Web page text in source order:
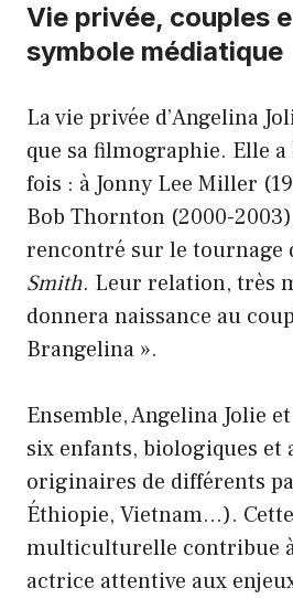
Vie privée, couples
symbole médiatique
La vie privée d’Angelina
que sa filmographie. Elle
fois : à Jonny Lee Miller
Bob Thornton (2000-
rencontré sur le tournage
Smith. Leur relation, très
donnera naissance au
Brangelina ».
Ensemble, Angelina Jolie
six enfants, biologiques et
originaires de différents
Éthiopie, Vietnam…).
multiculturelle contribue à
actrice attentive aux